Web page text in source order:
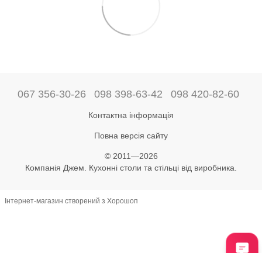
067 356-30-26 098 398-63-42 098 420-82-60
Контактна інформація
Повна версія сайту
© 2011—2026
Компанія Джем. Кухонні столи та стільці від виробника.
Інтернет-магазин створений з Хорошоп